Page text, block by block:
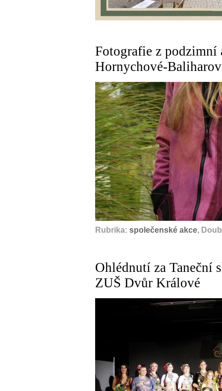
Fotografie z
Hornychové-
Rubrika: společenské akce,
Ohlédnutí za Taneční
ZUŠ Dvůr Králové